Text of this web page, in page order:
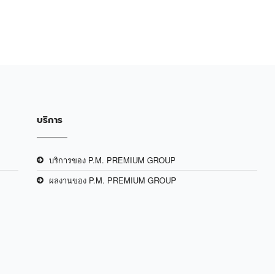
บริการ
บริการของ P.M. PREMIUM GROUP
ผลงานของ P.M. PREMIUM GROUP